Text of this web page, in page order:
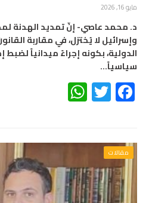
مايو 16, 2026
وإسرائيل لا يُختزل، في مقاربة
الدولية، بكونه إجراءً ميدانياً لضبط
سياسياً…
Facebook
Twitter
مقالات